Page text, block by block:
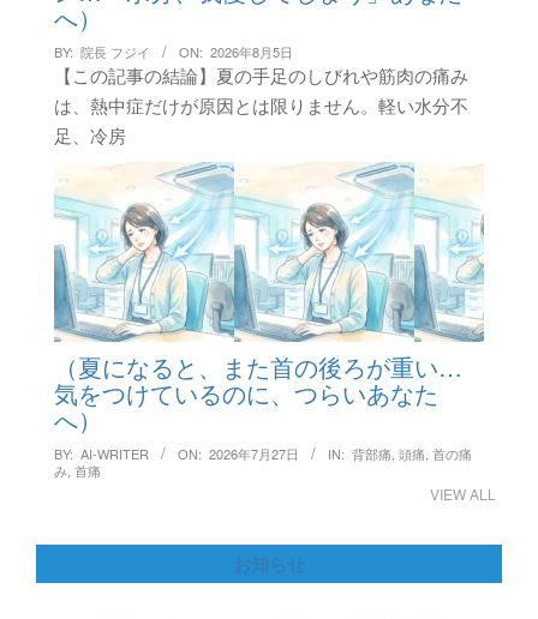
へ）
BY: 院長 フジイ ON: 2026年8月5日
【この記事の結論】夏の手足のしびれや筋肉の痛み
は、熱中症だけが原因とは限りません。軽い水分不
足、冷房
（夏になると、また首の後ろが重い…
気をつけているのに、つらいあなた
へ）
BY: AI-WRITER ON: 2026年7月27日 IN: 背部痛, 頭痛, 首の痛
み, 首痛
VIEW ALL
お知らせ